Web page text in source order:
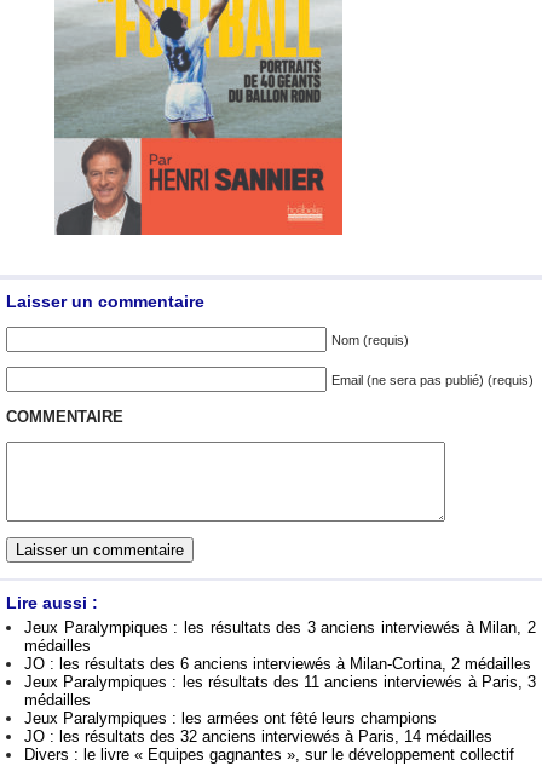
Laisser un commentaire
Nom (requis)
Email (ne sera pas publié) (requis)
COMMENTAIRE
Lire aussi :
Jeux Paralympiques : les résultats des 3 anciens interviewés à Milan, 2
médailles
JO : les résultats des 6 anciens interviewés à Milan-Cortina, 2 médailles
Jeux Paralympiques : les résultats des 11 anciens interviewés à Paris, 3
médailles
Jeux Paralympiques : les armées ont fêté leurs champions
JO : les résultats des 32 anciens interviewés à Paris, 14 médailles
Divers : le livre « Equipes gagnantes », sur le développement collectif